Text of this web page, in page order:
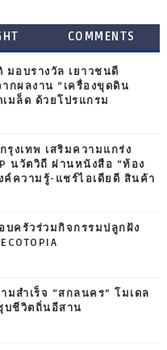
COMMENTS
มอบรางวัล เยาวชนดี
กผลงาน “เครื่องขุดดิน
มล็ด ด้วยโปรแกรม
งเทพ เสริมความแกร่ง
นวัตวิถี ผ่านหนังสือ “ท้อง
ค์ความรู้-แชร์ไอเดียดี สินค้า
ครัวร่วมกิจกรรมปลูกฝัง
มสำเร็จ “สกลนคร” โมเดล
บชีวิตถิ่นอีสาน